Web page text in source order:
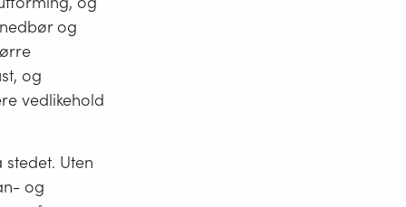
og
og
vedlikehold
Uten
og